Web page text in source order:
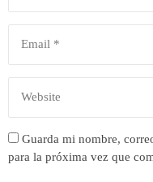
Guarda mi nombre,
para la próxima vez que